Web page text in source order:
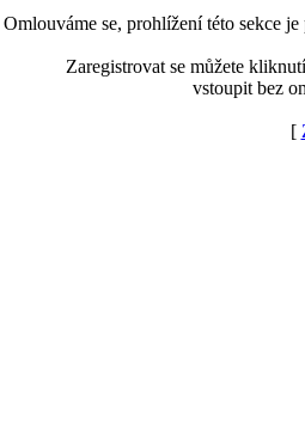
Omlouváme se, prohlížení této sekce
Zaregistrovat se můžete
vstoupit bez
[